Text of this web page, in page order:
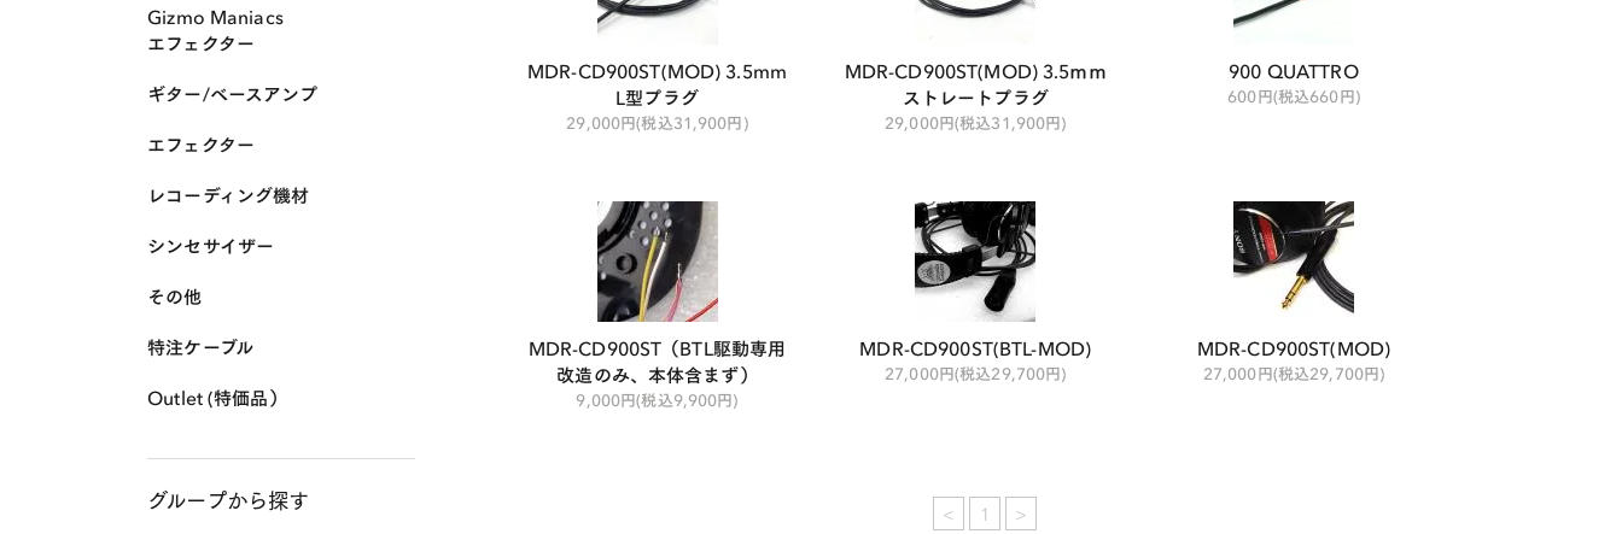
MDR-CD900ST(MOD) 3.5mm
L型プラグ
29,000円(税込31,900円)
MDR-CD900ST(MOD) 3.5ｍｍ
ストレートプラグ
29,000円(税込31,900円)
900 QUATTRO
600円(税込660円)
MDR-CD900ST（BTL駆動専用
改造のみ、本体含まず）
9,000円(税込9,900円)
MDR-CD900ST(BTL-MOD)
27,000円(税込29,700円)
MDR-CD900ST(MOD)
27,000円(税込29,700円)
< 1 >
Gizmo Maniacs
エフェクター
ギター/ベースアンプ
エフェクター
レコーディング機材
シンセサイザー
その他
特注ケーブル
Outlet (特価品）
グループから探す